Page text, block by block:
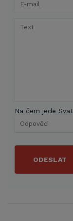
Na čem jede
ODESLAT